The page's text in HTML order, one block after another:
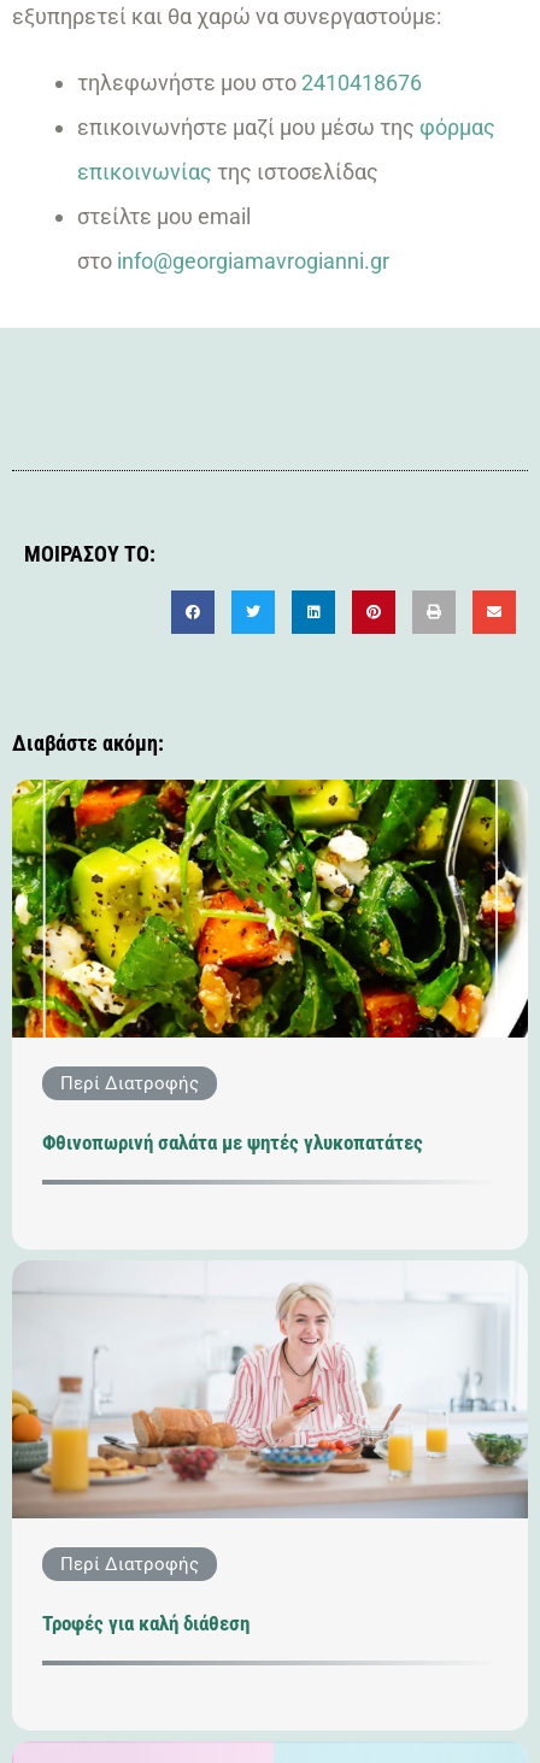
εξυπηρετεί και θα χαρώ να συνεργαστούμε:
τηλεφωνήστε μου στο 2410418676
επικοινωνήστε μαζί μου μέσω της φόρμας
επικοινωνίας της ιστοσελίδας
στείλτε μου email
στο info@georgiamavrogianni.gr
ΜΟΙΡΆΣΟΥ ΤΟ:
Διαβάστε ακόμη:
Περί Διατροφής
Φθινοπωρινή σαλάτα με ψητές γλυκοπατάτες
Περί Διατροφής
Τροφές για καλή διάθεση